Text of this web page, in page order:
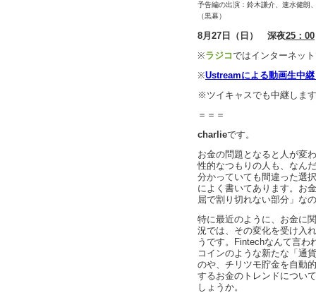
予告編の出演：鈴木謙介、速水健朗
（黒幕）
8月27日（日） 深夜25：00
※ラジコではインターネッ
※Ustreamによる動画生中
※ツイキャスでも中継しま
＝＝＝
charlieです。
お金の問題となると人が変
性的なつもりの人も、なん
分かっていても間違った選
によく書いてあります。お
屈で割り切れない部分」な
特に最近のように、お金に
況では、その変化を受け入
うです。Fintechなんて言わ
コインのような新たな「通
のや、チリツモ貯金を自動
するお金のトレンドについ
しょうか。